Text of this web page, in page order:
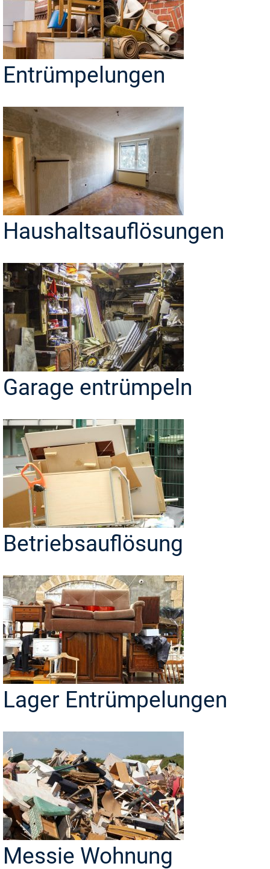
Entrümpelungen
Haushaltsauflösungen
Garage entrümpeln
Betriebsauflösung
Lager Entrümpelungen
Messie Wohnung